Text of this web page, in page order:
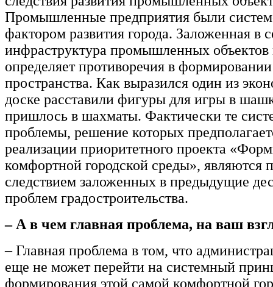
Промышленные предприятия были
фактором развития города. Заложенная в
инфраструктура промышленных объектов
определяет противоречия в формировании
пространства. Как выразился один из
доске расставили фигуры для игры в
пришлось в шахматы. Фактически те
проблемы, решение которых
реализации приоритетного проекта
комфортной городской среды», являются
следствием заложенных в предыдущие
проблем градостроительства.
– А в чем главная проблема, на ваш
– Главная проблема в том, что
еще не может перейти на системный
формирования этой самой комфортной